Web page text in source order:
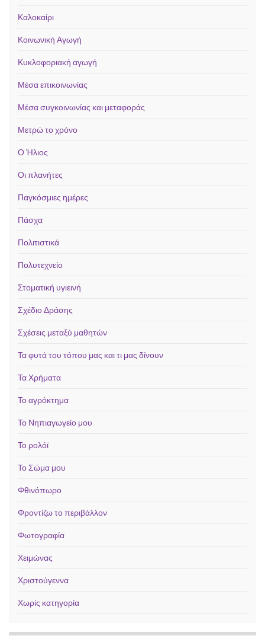
Καλοκαίρι
Κοινωνική Αγωγή
Κυκλοφοριακή αγωγή
Μέσα επικοινωνίας
Μέσα συγκοινωνίας και μεταφοράς
Μετρώ το χρόνο
Ο Ήλιος
Οι πλανήτες
Παγκόσμιες ημέρες
Πάσχα
Πολιτιστικά
Πολυτεχνείο
Στοματική υγιεινή
Σχέδιο Δράσης
Σχέσεις μεταξύ μαθητών
Τα φυτά του τόπου μας και τι μας δίνουν
Τα Χρήματα
Το αγρόκτημα
Το Νηπιαγωγείο μου
Το ρολόϊ
Το Σώμα μου
Φθινόπωρο
Φροντίζω το περιβάλλον
Φωτογραφία
Χειμώνας
Χριστούγεννα
Χωρίς κατηγορία